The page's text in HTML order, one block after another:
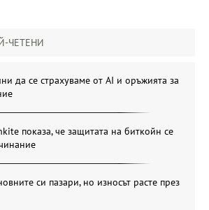
ЧЕТЕНИ
да се страхуваме от AI и оръжията за
показа, че защитата на биткойн се
си пазари, но износът расте през